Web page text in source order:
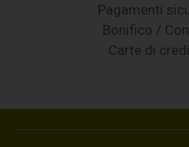
Pagamenti
Bonifico /
Carte di